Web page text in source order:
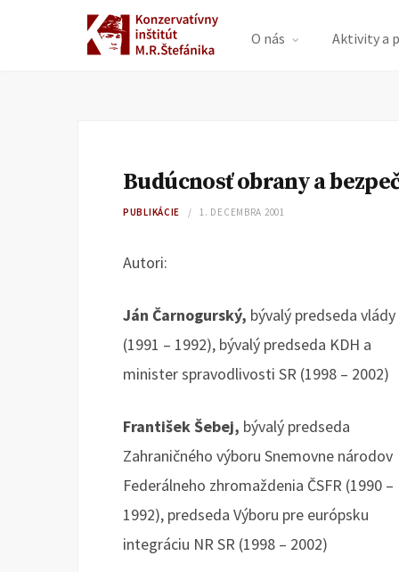
O nás Aktivity a
Budúcnosť obrany a
PUBLIKÁCIE 1. DECEMBRA 2001
Autori:
Ján Čarnogurský, bývalý predseda vlády
(1991 – 1992), bývalý predseda KDH a
minister spravodlivosti SR (1998 – 2002)
František Šebej, bývalý predseda
Zahraničného výboru Snemovne národov
Federálneho zhromaždenia ČSFR (1990 –
1992), predseda Výboru pre európsku
integráciu NR SR (1998 – 2002)